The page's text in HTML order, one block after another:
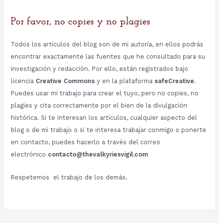
Por favor, no copies y no plagies
Todos los artículos del blog son de mi autoría, en ellos podrás
encontrar exactamente las fuentes que he consultado para su
investigación y redacción. Por ello, están registrados bajo
licencia Creative Commonsy en la plataforma safeCreative.
Puedes usar mi trabajo para crear el tuyo, pero no copies, no
plagies y cita correctamente por el bien de la divulgación
histórica. Si te interesan los artículos, cualquier aspecto del
blog o de mi trabajo o si te interesa trabajar conmigo o ponerte
en contacto, puedes hacerlo a través del correo
electrónico contacto@thevalkyriesvigil.com
Respetemos el trabajo de los demás.